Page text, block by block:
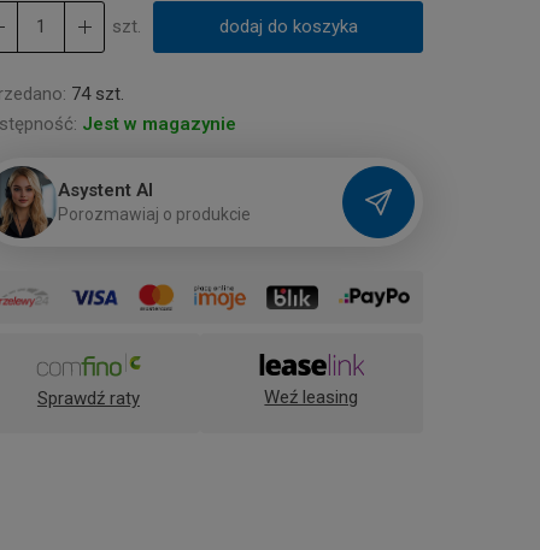
szt. dodaj do koszyka
74 szt.
Jest w magazynie
Asystent AI
Porozmawiaj o produkcie
Sprawdź raty Weź leasing